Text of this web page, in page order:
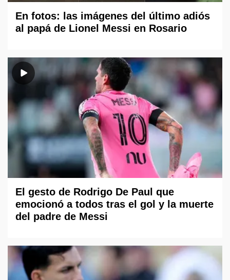
En fotos: las imágenes del último adiós
al papá de Lionel Messi en Rosario
El gesto de Rodrigo De Paul que
emocionó a todos tras el gol y la muerte
del padre de Messi